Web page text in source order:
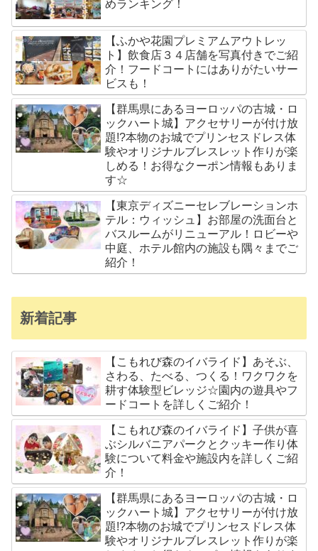
めランキング！
【ふかや花園プレミアムアウトレッ
ト】飲食店３４店舗を写真付きでご紹
介！フードコートにはありがたいサー
ビスも！
【群馬県にあるヨーロッパの古城・ロ
ックハート城】アクセサリーが付け放
題!?本物のお城でプリンセスドレス体
験やオリジナルブレスレット作りが楽
しめる！お得なクーポン情報もありま
す☆
【東京ディズニーセレブレーションホ
テル：ウィッシュ】お部屋の洗面台と
バスルームがリニューアル！ロビーや
中庭、ホテル館内の施設も隅々までご
紹介！
新着記事
【こもれび森のイバライド】あそぶ、
さわる、たべる、つくる！ワクワクを
耕す体験型ビレッジ☆園内の遊具やフ
ードコートを詳しくご紹介！
【こもれび森のイバライド】子供が喜
ぶシルバニアパークとクッキー作り体
験について料金や施設内を詳しくご紹
介！
【群馬県にあるヨーロッパの古城・ロ
ックハート城】アクセサリーが付け放
題!?本物のお城でプリンセスドレス体
験やオリジナルブレスレット作りが楽